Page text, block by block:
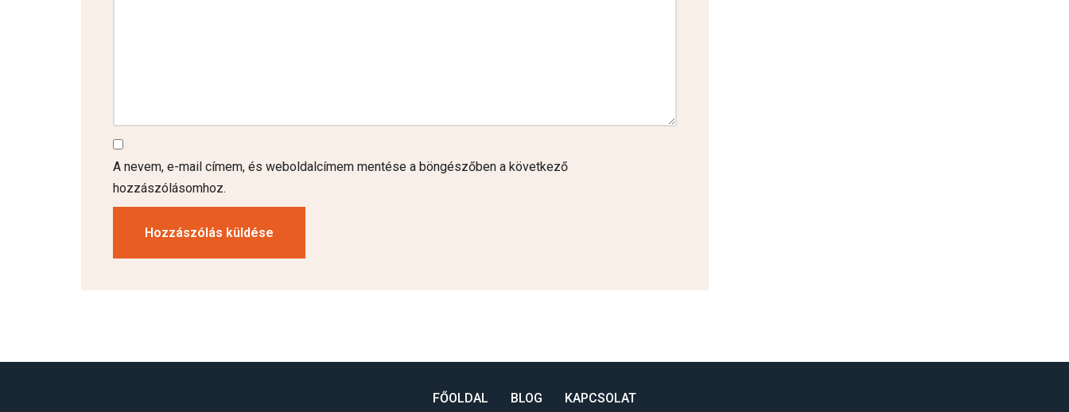
A nevem, e-mail címem, és weboldalcímem mentése a böngészőben a következő
hozzászólásomhoz.
FŐOLDAL BLOG KAPCSOLAT